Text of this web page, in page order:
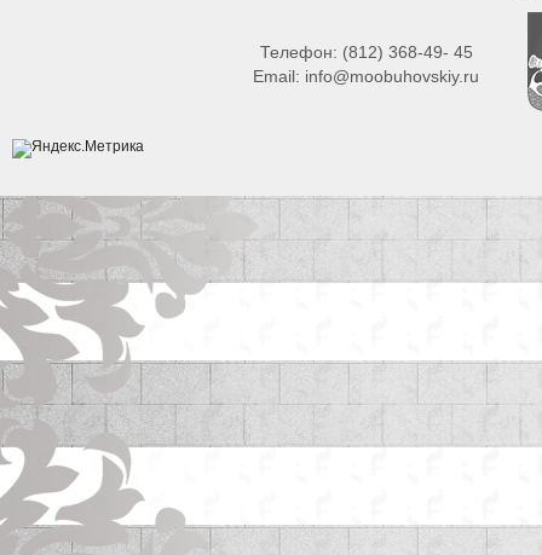
Телефон: (812) 368-49- 45
Email: info@moobuhovskiy.ru